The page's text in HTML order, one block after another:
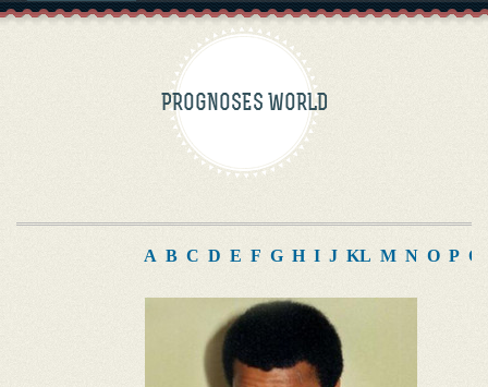
PROGNOSES WORLD
A B C D E F G H I J KL M N O P Q